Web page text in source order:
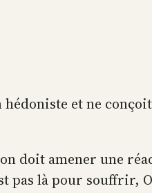
hédoniste et ne
doit amener une
pas là pour souffrir,